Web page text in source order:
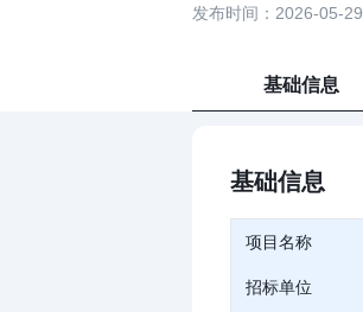
发布时间：2026-05-29
基础信息
基础信息
项目名称
招标单位